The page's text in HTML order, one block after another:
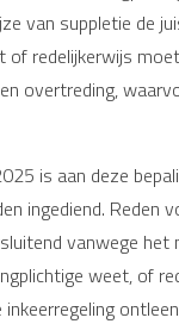
van suppletie de
redelijkerwijs
overtreding,
is aan deze
ingediend. Reden
vanwege het
weet, of